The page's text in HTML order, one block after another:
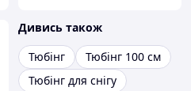
Дивись також
Тюбінг
Тюбінг 100 см
Тюбінг для снігу